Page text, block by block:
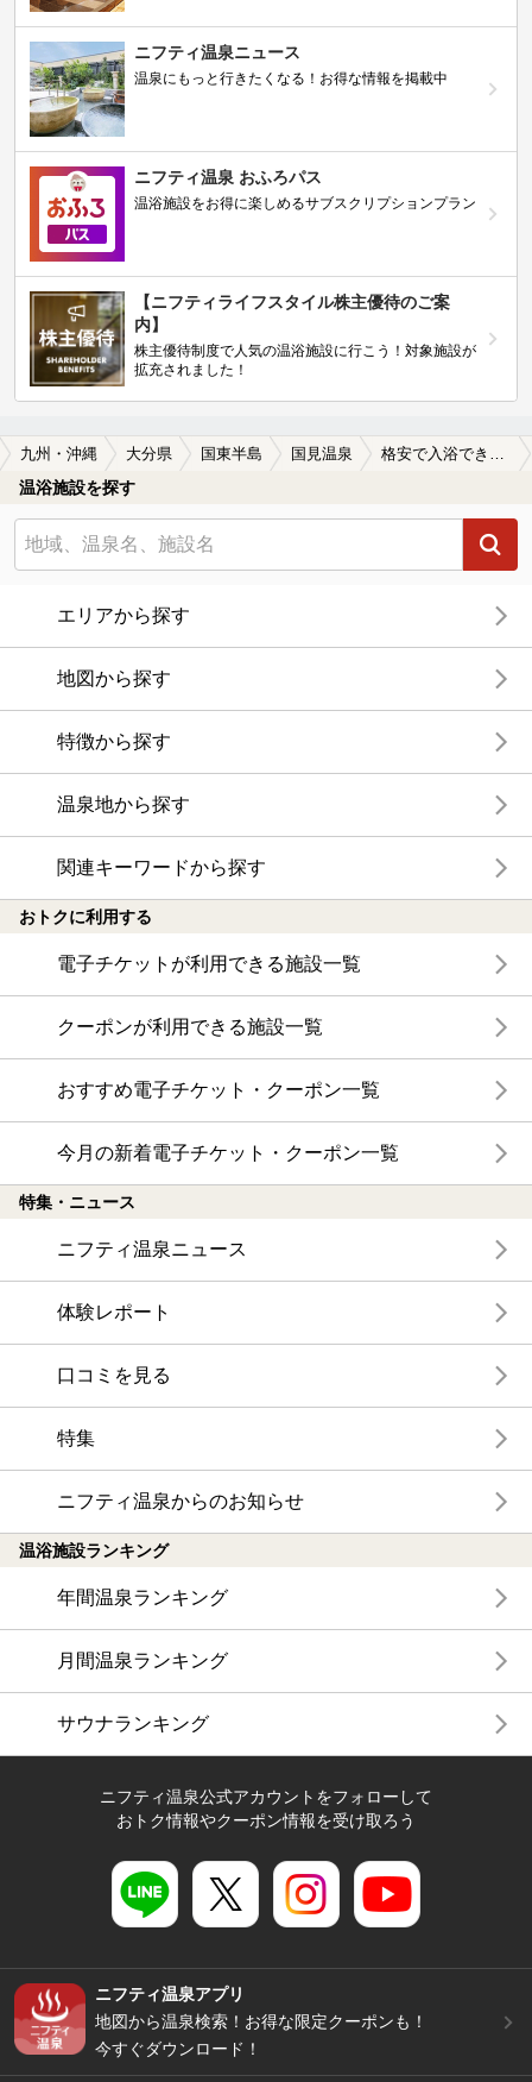
ニフティ温泉ニュース
温泉にもっと行きたくなる！お得な情報を掲載中
ニフティ温泉 おふろパス
温浴施設をお得に楽しめるサブスクリプションプラン
【ニフティライフスタイル株主優待のご案
内】
株主優待制度で人気の温浴施設に行こう！対象施設が
拡充されました！
九州・沖縄 大分県 国東半島 国見温泉 格安で入浴できる国見温泉の温泉、日帰り温泉、スーパー銭湯おすすめ
温浴施設を探す
エリアから探す
地図から探す
特徴から探す
温泉地から探す
関連キーワードから探す
おトクに利用する
電子チケットが利用できる施設一覧
クーポンが利用できる施設一覧
おすすめ電子チケット・クーポン一覧
今月の新着電子チケット・クーポン一覧
特集・ニュース
ニフティ温泉ニュース
体験レポート
口コミを見る
特集
ニフティ温泉からのお知らせ
温浴施設ランキング
年間温泉ランキング
月間温泉ランキング
サウナランキング
ニフティ温泉公式アカウントをフォローして
おトク情報やクーポン情報を受け取ろう
ニフティ温泉アプリ
地図から温泉検索！お得な限定クーポンも！
今すぐダウンロード！